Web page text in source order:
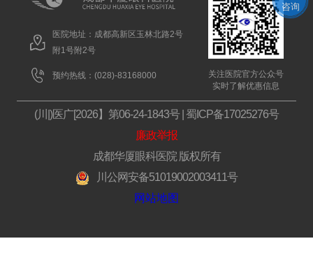
医院地址：成都高新区玉林北路2号
附1号附2号
预约热线：(028)-83168000
关注医院官方公众号
实时了解优惠信息
(川|)医广[2026】第06-24-1843号| 蜀ICP备17025276号
廉政举报
成都华厦眼科医院 版权所有
川公网安备51019002003411号
网站地图
咨询